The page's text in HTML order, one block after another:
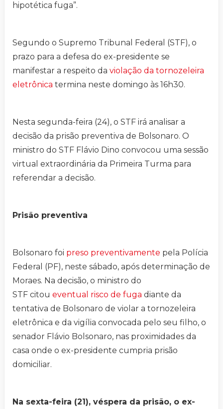
hipotética fuga”.
Segundo o Supremo Tribunal Federal (STF), o
prazo para a defesa do ex-presidente se
manifestar a respeito da violação da tornozeleira
eletrônica termina neste domingo às 16h30.
Nesta segunda-feira (24), o STF irá analisar a
decisão da prisão preventiva de Bolsonaro. O
ministro do STF Flávio Dino convocou uma sessão
virtual extraordinária da Primeira Turma para
referendar a decisão.
Prisão preventiva
Bolsonaro foi preso preventivamente pela Polícia
Federal (PF), neste sábado, após determinação de
Moraes. Na decisão, o ministro do
STF citou eventual risco de fuga diante da
tentativa de Bolsonaro de violar a tornozeleira
eletrônica e da vigília convocada pelo seu filho, o
senador Flávio Bolsonaro, nas proximidades da
casa onde o ex-presidente cumpria prisão
domiciliar.
Na sexta-feira (21), véspera da prisão, o ex-